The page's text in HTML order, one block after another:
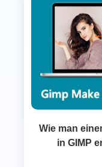
Wie man
in GIMP